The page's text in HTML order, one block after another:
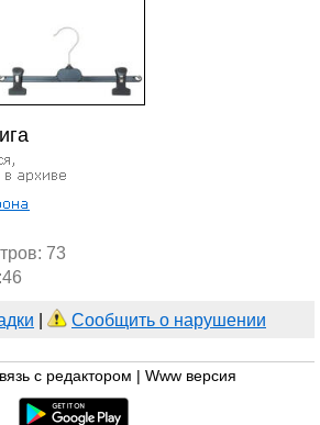
73
Сообщить о нарушении
с редактором Www версия